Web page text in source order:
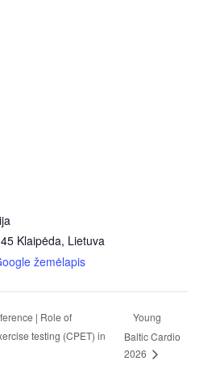
Klaipėda, Lietuva
žemėlapis
| Role of
testing (CPET) in
Young
Baltic Cardio
2026